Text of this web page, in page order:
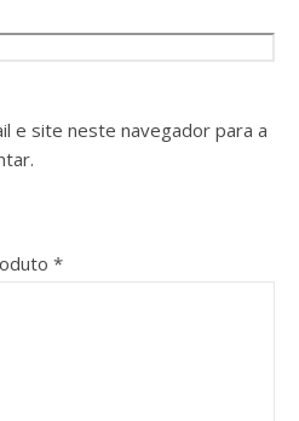
e site neste navegador para a
*